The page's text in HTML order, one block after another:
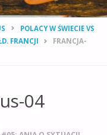
POLACY W ŚWIECIE VS
FRANCJI
FRANCJA-
04